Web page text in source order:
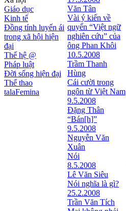
Giáo dục
Kinh tế
Đồng tính luyến ái
trong xã hội hiện
đại
Thế hệ @
Pháp luật
Đời sống hiện đại
Thể thao
talaFemina
Văn Tân
Vài ý kiến về
quyển “Việt ngữ
nghiên cứu” của
ông Phan Khôi
10.5.2008
Trầm Thanh
Hùng
Cái cười trong
ngôn từ Việt Nam
9.5.2008
Đặng Thân
“Bán[h]”
9.5.2008
Nguyễn Văn
Xuân
Nói
8.5.2008
Lê Văn Siêu
Nói nghĩa là gì?
25.2.2008
Trần Văn Tích